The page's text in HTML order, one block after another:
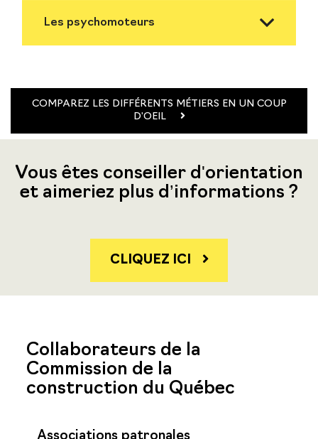
Les psychomoteurs
COMPAREZ LES DIFFÉRENTS MÉTIERS EN UN COUP
D'OEIL
Vous êtes conseiller d'orientation
et aimeriez plus d’informations ?
CLIQUEZ ICI
Collaborateurs de la
Commission de la
construction du Québec
Associations patronales